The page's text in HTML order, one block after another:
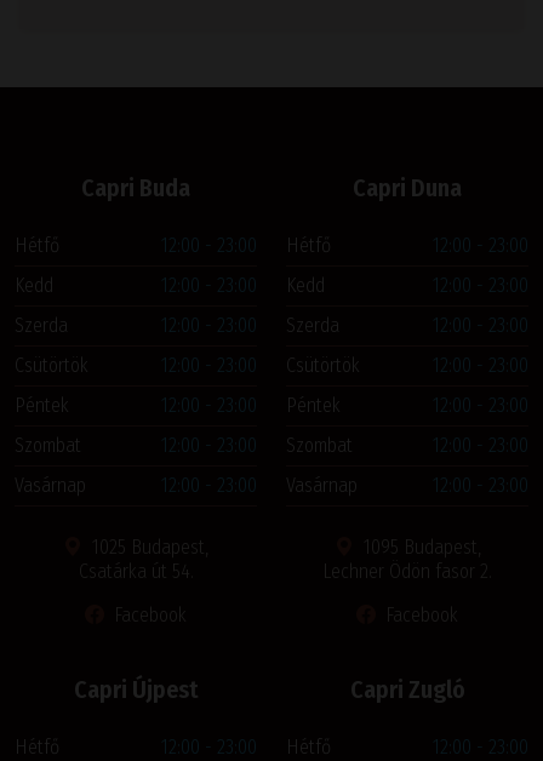
Capri Buda
Hétfő
12:00 - 23:00
Kedd
12:00 - 23:00
Szerda
12:00 - 23:00
Csütörtök
12:00 - 23:00
Péntek
12:00 - 23:00
Szombat
12:00 - 23:00
Vasárnap
12:00 - 23:00
1025 Budapest,
Csatárka út 54.
Facebook
Capri Duna
Hétfő
12:00 - 23:00
Kedd
12:00 - 23:00
Szerda
12:00 - 23:00
Csütörtök
12:00 - 23:00
Péntek
12:00 - 23:00
Szombat
12:00 - 23:00
Vasárnap
12:00 - 23:00
1095 Budapest,
Lechner Ödön fasor 2.
Facebook
Capri Újpest
Hétfő
12:00 - 23:00
Capri Zugló
Hétfő
12:00 - 23:00